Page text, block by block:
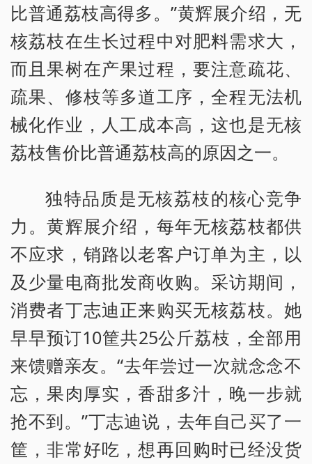
比普通荔枝高得多。”黄辉展介绍，无
核荔枝在生长过程中对肥料需求大，
而且果树在产果过程，要注意疏花、
疏果、修枝等多道工序，全程无法机
械化作业，人工成本高，这也是无核
荔枝售价比普通荔枝高的原因之一。
独特品质是无核荔枝的核心竞争
力。黄辉展介绍，每年无核荔枝都供
不应求，销路以老客户订单为主，以
及少量电商批发商收购。采访期间，
消费者丁志迪正来购买无核荔枝。她
早早预订10筐共25公斤荔枝，全部用
来馈赠亲友。“去年尝过一次就念念不
忘，果肉厚实，香甜多汁，晚一步就
抢不到。”丁志迪说，去年自己买了一
筐，非常好吃，想再回购时已经没货